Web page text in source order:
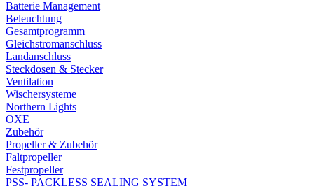
Batterie Management
Beleuchtung
Gesamtprogramm
Gleichstromanschluss
Landanschluss
Steckdosen & Stecker
Ventilation
Wischersysteme
Northern Lights
OXE
Zubehör
Propeller & Zubehör
Faltpropeller
Festpropeller
PSS- PACKLESS SEALING SYSTEM